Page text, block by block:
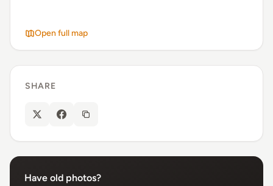
Open full map
SHARE
Have old photos?